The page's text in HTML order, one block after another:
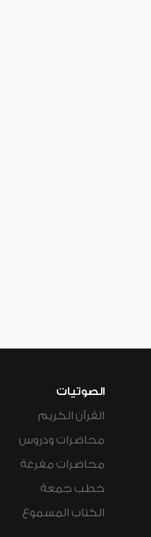
الصوتيات
القرآن الكريم
محاضرات ودروس
محاضرات مفرغة
خطب جمعة
الكتاب المسموع